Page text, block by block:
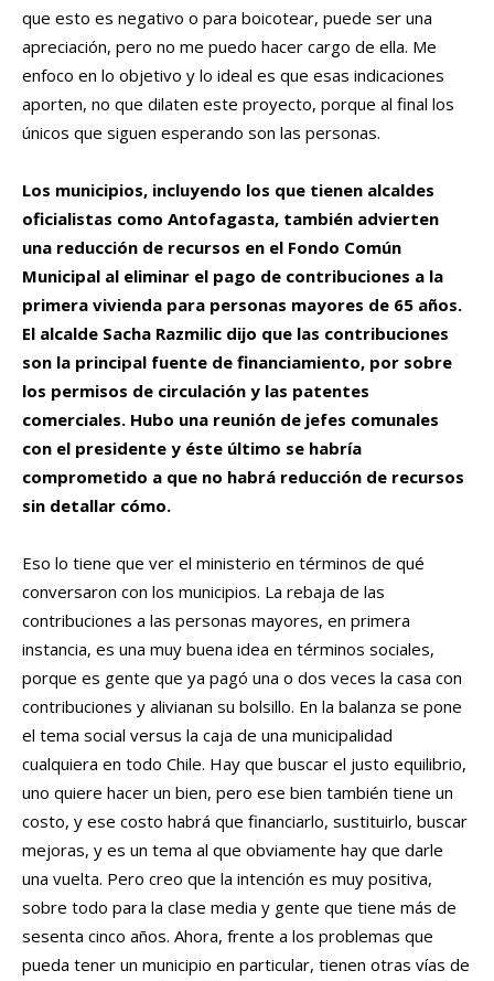
que esto es negativo o para boicotear, puede ser una
apreciación, pero no me puedo hacer cargo de ella. Me
enfoco en lo objetivo y lo ideal es que esas indicaciones
aporten, no que dilaten este proyecto, porque al final los
únicos que siguen esperando son las personas.
Los municipios, incluyendo los que tienen alcaldes
oficialistas como Antofagasta, también advierten
una reducción de recursos en el Fondo Común
Municipal al eliminar el pago de contribuciones a la
primera vivienda para personas mayores de 65 años.
El alcalde Sacha Razmilic dijo que las contribuciones
son la principal fuente de financiamiento, por sobre
los permisos de circulación y las patentes
comerciales. Hubo una reunión de jefes comunales
con el presidente y éste último se habría
comprometido a que no habrá reducción de recursos
sin detallar cómo.
Eso lo tiene que ver el ministerio en términos de qué
conversaron con los municipios. La rebaja de las
contribuciones a las personas mayores, en primera
instancia, es una muy buena idea en términos sociales,
porque es gente que ya pagó una o dos veces la casa con
contribuciones y alivianan su bolsillo. En la balanza se pone
el tema social versus la caja de una municipalidad
cualquiera en todo Chile. Hay que buscar el justo equilibrio,
uno quiere hacer un bien, pero ese bien también tiene un
costo, y ese costo habrá que financiarlo, sustituirlo, buscar
mejoras, y es un tema al que obviamente hay que darle
una vuelta. Pero creo que la intención es muy positiva,
sobre todo para la clase media y gente que tiene más de
sesenta cinco años. Ahora, frente a los problemas que
pueda tener un municipio en particular, tienen otras vías de